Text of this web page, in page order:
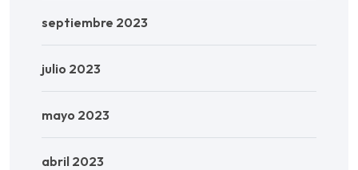
septiembre 2023
julio 2023
mayo 2023
abril 2023